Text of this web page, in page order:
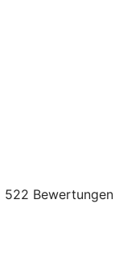
522 Bewertungen